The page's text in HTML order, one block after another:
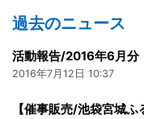
過去のニュース
活動報告/2016年6月分
2016年7月12日 10:37
【催事販売/池袋宮城ふ